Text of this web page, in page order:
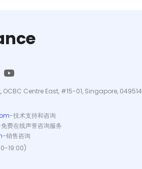
OCBC Centre East, #15-01, Singapore, 049514
-技术支持和咨询
免费在线声誉咨询服务
-销售咨询
19:00)